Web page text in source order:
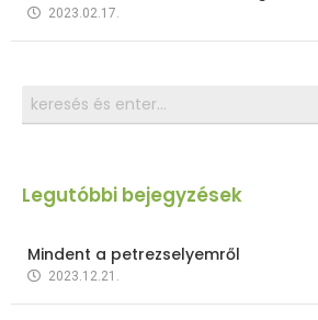
2023.02.17.
Legutóbbi bejegyzések
Mindent a petrezselyemről
2023.12.21.